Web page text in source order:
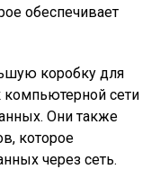
обеспечивает
коробку для
сети
Они также
которое
через сеть.